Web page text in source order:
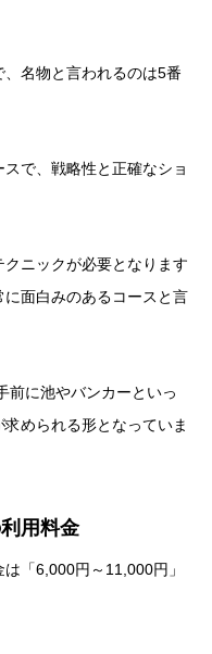
名物と言われるのは5番
で、戦略性と正確なショ
クニックが必要となります
面白みのあるコースと言
前に池やバンカーといっ
められる形となっていま
用料金
「6,000円～11,000円」